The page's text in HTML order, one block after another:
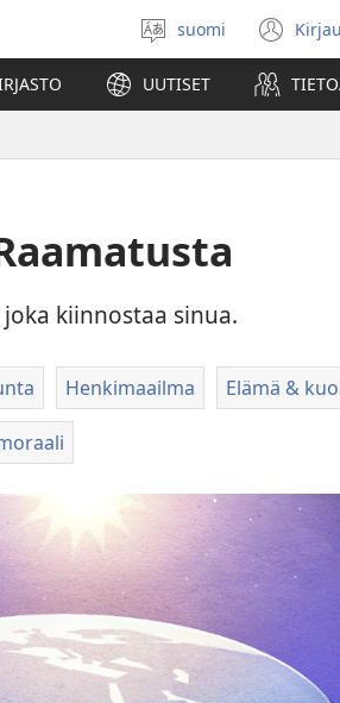
Valitse
kieli
suomi
UUTISET
kiinnostaa sinua.
Henkimaailma Elämä &